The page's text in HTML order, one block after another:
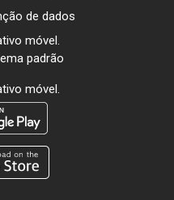
de dados
móvel.
padrão
móvel.